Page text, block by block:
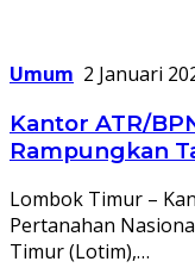
Umum 2 Januari
Kantor ATR/
Rampungkan
Lombok Timur –
Pertanahan
Timur (Lotim),…